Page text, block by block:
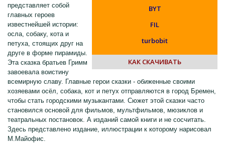
BYT
FIL
turbobit
КАК СКАЧИВАТЬ
представляет собой
главных героев
известнейшей истории:
осла, собаку, кота и
петуха, стоящих друг на
друге в форме пирамиды.
Эта сказка братьев Гримм
завоевала воистину
всемирную славу. Главные герои сказки - обиженные своими
хозяевами осёл, собака, кот и петух отправляются в город Бремен,
чтобы стать городскими музыкантами. Сюжет этой сказки часто
становился основой для фильмов, мультфильмов, мюзиклов и
театральных постановок. А изданий самой книги и не сосчитать.
Здесь представлено издание, иллюстрации к которому нарисовал
М.Майофис.